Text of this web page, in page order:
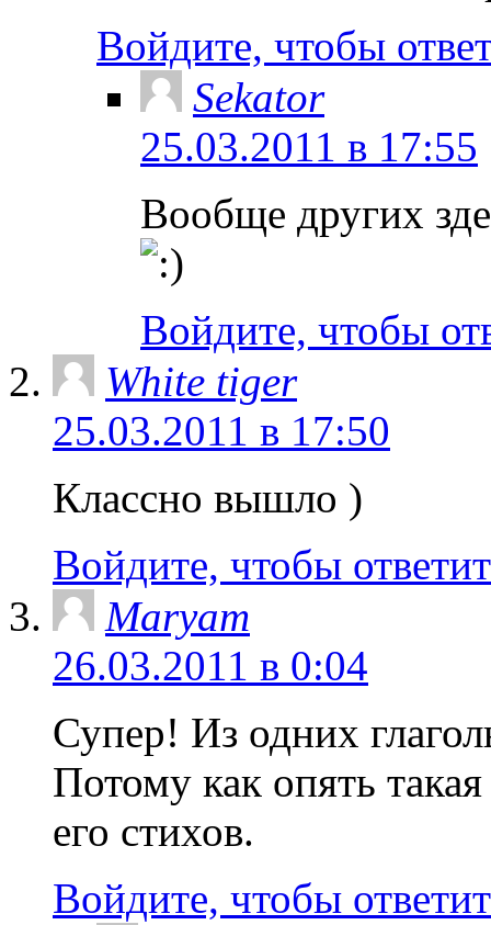
Войдите, чтобы
Sekator
25.03.2011 в 17:55
Вообще других
Войдите, чтобы
White tiger
25.03.2011 в 17:50
Классно вышло )
Войдите, чтобы
Maryam
26.03.2011 в 0:04
Супер! Из одних
Потому как опять
его стихов.
Войдите, чтобы